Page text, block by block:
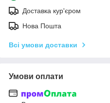
Доставка кур'єром
Нова Пошта
Всі умови доставки
Умови оплати